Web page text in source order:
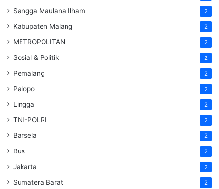
Sangga Maulana Ilham 2
Kabupaten Malang 2
METROPOLITAN 2
Sosial & Politik 2
Pemalang 2
Palopo 2
Lingga 2
TNI-POLRI 2
Barsela 2
Bus 2
Jakarta 2
Sumatera Barat 2